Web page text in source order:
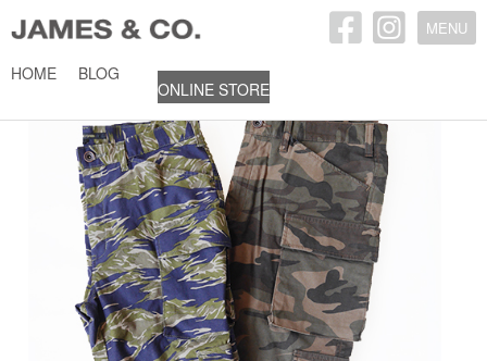
MENU
HOME BLOG
ONLINE STORE